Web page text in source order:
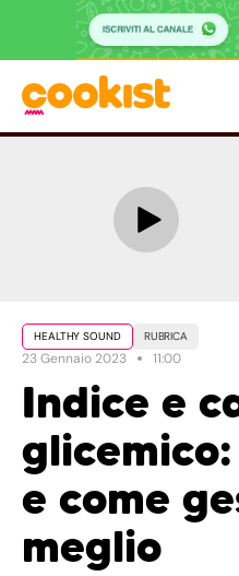
HEALTHY SOUND RUBRICA
23 Gennaio 2023 11:00
Indice e
e come
meglio